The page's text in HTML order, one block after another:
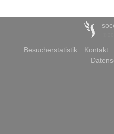
Besucherstatistik Kontakt